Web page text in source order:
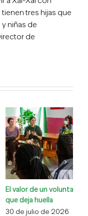
tres hijas que
niñas de
de
cuidando de
julio de 2026